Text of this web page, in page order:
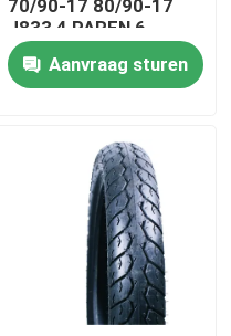
70/90-17 80/90-17
J833 4 PAREN 6
PAREN TT/TL F.R.
Aanvraag sturen